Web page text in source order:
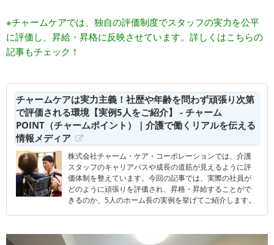
※チャームケアでは、独自の評価制度でスタッフの実力を公平
に評価し、昇給・昇格に反映させています。詳しくはこちらの
記事もチェック！
チャームケアは実力主義！社歴や年齢を問わず頑張り次第
で評価される環境【実例5人をご紹介】 - チャーム
POINT（チャームポイント）｜介護で働くリアルを伝える
情報メディア
株式会社チャーム・ケア・コーポレーションでは、介護
スタッフのキャリアパスや成長の道筋が見えるように評
価体制を整えています。今回の記事では、実際の社員が
どのように頑張りを評価され、昇格・昇給することがで
きるのか、5人のホーム長の実例を挙げてご紹介します。